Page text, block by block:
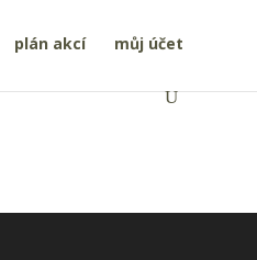
plán akcí můj účet